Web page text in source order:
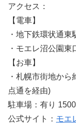
アクセス：
【電車】
・地下鉄環状通
・モエレ沼公園
【お車】
・札幌市街地か
点通を経由)
駐車場：有り
公式サイト： モエ